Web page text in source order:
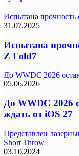
Испытана прочность
31.07.2025
Испытана
Z Fold7
До WWDC 2026
05.06.2026
До WWDC 2026
ждать от iOS 27
Представлен
Short Throw
03.10.2024